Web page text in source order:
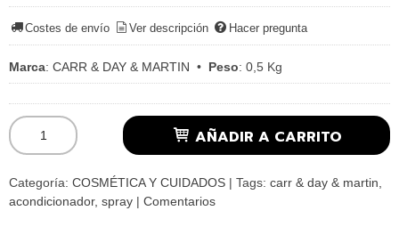
Costes de envío Ver descripción Hacer pregunta
Marca: CARR & DAY & MARTIN • Peso: 0,5 Kg
AÑADIR A CARRITO
Categoría: COSMÉTICA Y CUIDADOS | Tags: carr & day & martin
acondicionador spray | Comentarios